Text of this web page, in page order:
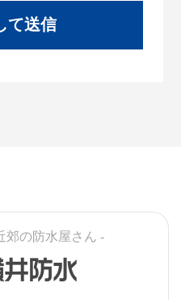
郊の防水屋さん -
井防水